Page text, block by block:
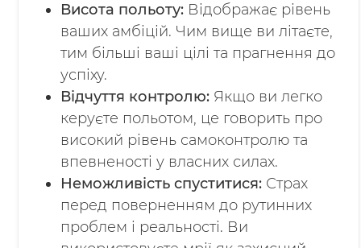
Висота польоту: Відображає рівень
ваших амбіцій. Чим вище ви літаєте,
тим більші ваші цілі та прагнення до
успіху.
Відчуття контролю: Якщо ви легко
керуєте польотом, це говорить про
високий рівень самоконтролю та
впевненості у власних силах.
Неможливість спуститися: Страх
перед поверненням до рутинних
проблем і реальності. Ви